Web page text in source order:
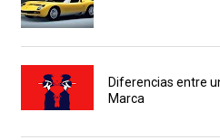
Diferencias entre
Marca